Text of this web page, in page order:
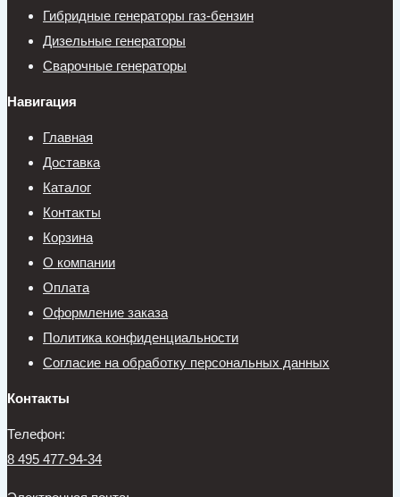
Гибридные генераторы газ-бензин
Дизельные генераторы
Сварочные генераторы
Навигация
Главная
Доставка
Каталог
Контакты
Корзина
О компании
Оплата
Оформление заказа
Политика конфиденциальности
Согласие на обработку персональных данных
Контакты
Телефон:
8 495 477-94-34